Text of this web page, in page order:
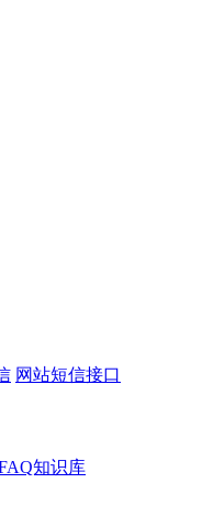
网站短信接口
知识库